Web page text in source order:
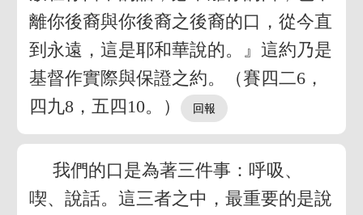
離你後裔與你後裔之後裔的口，從今直
到永遠，這是耶和華說的。』這約乃是
基督作實際與保證之約。（賽四二6，
四九8，五四10。）
我們的口是為著三件事：呼吸、
喫、說話。這三者之中，最重要的是說